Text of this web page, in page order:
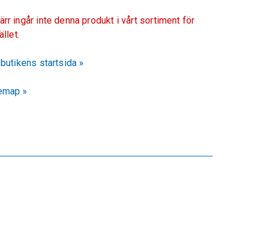
ingår inte denna produkt i vårt sortiment för
startsida »
»